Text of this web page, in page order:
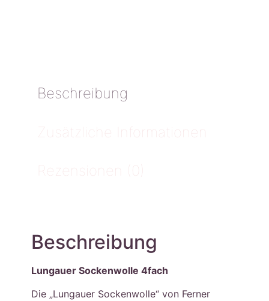
Beschreibung
Zusätzliche Informationen
Rezensionen (0)
Beschreibung
Lungauer Sockenwolle 4fach
Die „Lungauer Sockenwolle“ von Ferner